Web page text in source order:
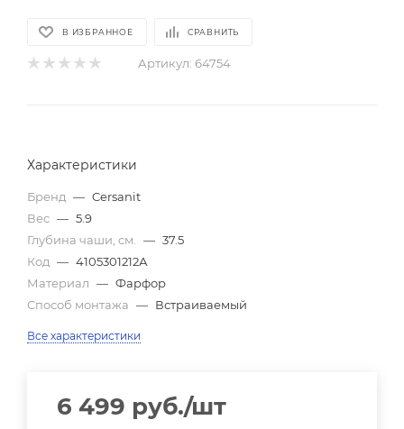
В ИЗБРАННОЕ СРАВНИТЬ
Артикул: 64754
Характеристики
Бренд — Cersanit
Вес — 5.9
Глубина чаши, см.
— 37.5
Код — 4105301212А
Материал — Фарфор
Способ монтажа — Встраиваемый
Все характеристики
6 499 руб./шт